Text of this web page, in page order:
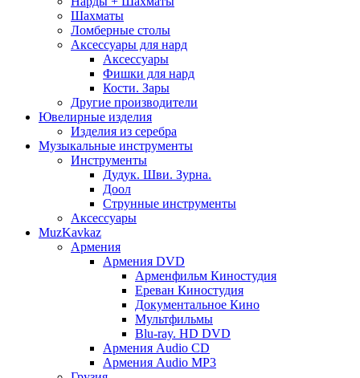
Шахматы
Ломберные столы
Аксессуары для нард
Аксессуары
Фишки для нард
Кости. Зары
Другие производители
Ювелирные изделия
Изделия из серебра
Музыкальные инструменты
Инструменты
Дудук. Шви. Зурна.
Доол
Струнные инструменты
Аксессуары
MuzKavkaz
Армения
Армения DVD
Арменфильм Киностудия
Ереван Киностудия
Документальное Кино
Мультфильмы
Blu-ray. HD DVD
Армения Audio CD
Армения Audio MP3